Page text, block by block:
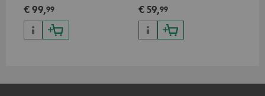
€ 99,99 € 59,99